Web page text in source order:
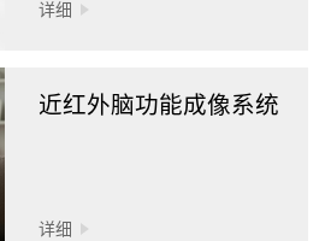
详细
近红外脑功能成像系统
详细